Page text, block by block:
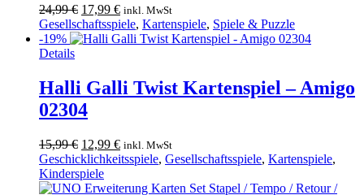
24,99€ Ursprünglicher
Preis
war:
17,99 €Aktueller
Preis
ist:
inkl. MwSt
Gesellschaftsspiele, Kartenspiele, Spiele & Puzzle
-19%
Details
Halli Galli Twist Kartenspiel – Amigo
02304
15,99€ Ursprünglicher
Preis
war:
15,99 €
12,99 €Aktueller
Preis
12,99 €.
inkl. MwSt
Geschicklichkeitsspiele, Gesellschaftsspiele, Kartenspiele,
Kinderspiele